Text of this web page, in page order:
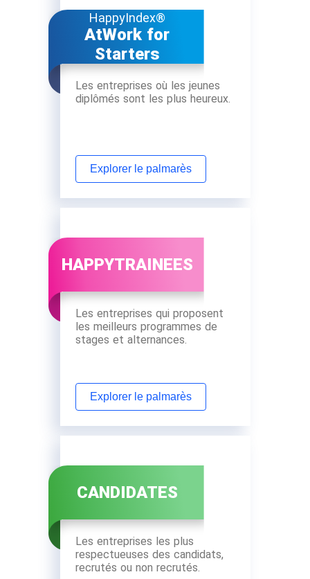
HappyIndex®
AtWork for
Starters
Les entreprises où les jeunes
diplômés sont les plus heureux.
Explorer le palmarès
HAPPYTRAINEES
Les entreprises qui proposent
les meilleurs programmes de
stages et alternances.
Explorer le palmarès
CANDIDATES
Les entreprises les plus
respectueuses des candidats,
recrutés ou non recrutés.